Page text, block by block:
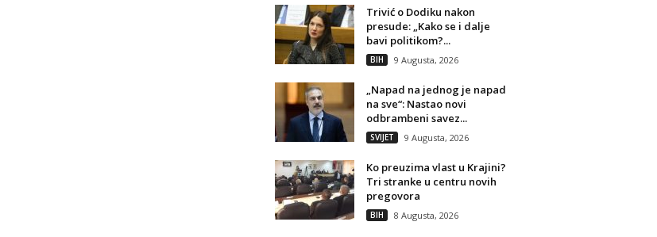
Trivić o Dodiku nakon
presude: „Kako se i dalje
bavi politikom?...
BIH 9 Augusta, 2026
„Napad na jednog je napad
na sve“: Nastao novi
odbrambeni savez...
SVIJET 9 Augusta, 2026
Ko preuzima vlast u Krajini?
Tri stranke u centru novih
pregovora
BIH 8 Augusta, 2026